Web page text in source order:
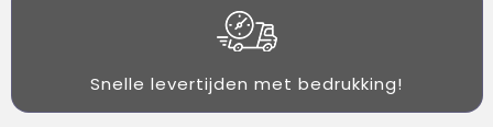
Snelle levertijden met bedrukking!